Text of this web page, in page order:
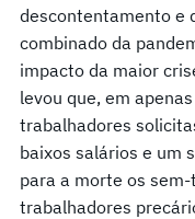
descontentamento e
combinado da
impacto da maior
levou que, em
trabalhadores
baixos salários e um
para a morte os
trabalhadores